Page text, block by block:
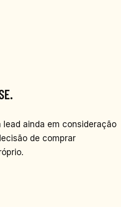
ainda em consideração
de comprar